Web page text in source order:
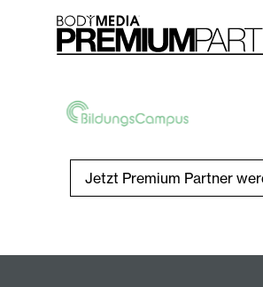
Jetzt Premium Partner